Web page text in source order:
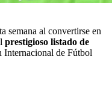
semana al convertirse en
prestigioso listado de
Internacional de Fútbol